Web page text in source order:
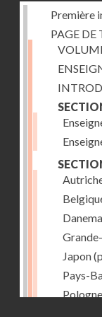
Première
PAGE DE
Japon
Pays-
Pologne